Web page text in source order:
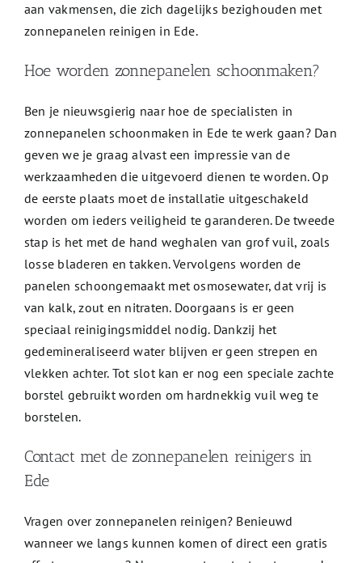
aan vakmensen, die zich dagelijks bezighouden met
zonnepanelen reinigen in Ede.
Hoe worden zonnepanelen schoonmaken?
Ben je nieuwsgierig naar hoe de specialisten in
zonnepanelen schoonmaken in Ede te werk gaan? Dan
geven we je graag alvast een impressie van de
werkzaamheden die uitgevoerd dienen te worden. Op
de eerste plaats moet de installatie uitgeschakeld
worden om ieders veiligheid te garanderen. De tweede
stap is het met de hand weghalen van grof vuil, zoals
losse bladeren en takken. Vervolgens worden de
panelen schoongemaakt met osmosewater, dat vrij is
van kalk, zout en nitraten. Doorgaans is er geen
speciaal reinigingsmiddel nodig. Dankzij het
gedemineraliseerd water blijven er geen strepen en
vlekken achter. Tot slot kan er nog een speciale zachte
borstel gebruikt worden om hardnekkig vuil weg te
borstelen.
Contact met de zonnepanelen reinigers in
Ede
Vragen over zonnepanelen reinigen? Benieuwd
wanneer we langs kunnen komen of direct een gratis